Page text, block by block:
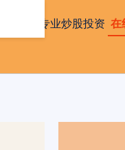
配资专业炒股投资 在